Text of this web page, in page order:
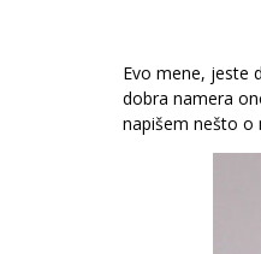
Evo mene, jeste
dobra namera
napišem nešto o